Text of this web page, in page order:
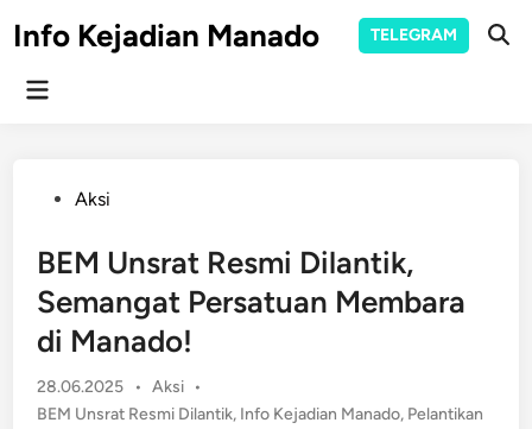
toInfo Kejadian Manado TELEGRAM
Main
PostedAksi
BEM Unsrat Resmi Dilantik,
Semangat Persatuan Membara
di Manado!
28.06.2025 • Posted
in
Aksi •
BEM Unsrat Resmi Dilantik, Info Kejadian Manado, Pelantikan